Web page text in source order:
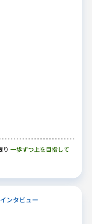
り 一歩ずつ上を目指して
ンタビュー